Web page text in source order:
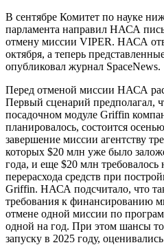
В сентябре Комитет по науке
парламента направил НАСА
отмену миссии VIPER. НАСА
октября, а теперь
опубликовал журнал SpaceNews.
Перед отменой миссии НАСА
Первый сценарий предполагал,
посадочном модуле Griffin
планировалось, состоится
завершение миссии агентству
которых $20 млн уже было
года, и еще $20 млн
перерасхода средств при
Griffin. НАСА подсчитало, что
требования к финансированию
отмене одной миссии по
одной на год. При этом шансы
запуску в 2025 году,